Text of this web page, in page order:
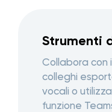
Strumenti
Collabora con
colleghi
vocali o
funzione